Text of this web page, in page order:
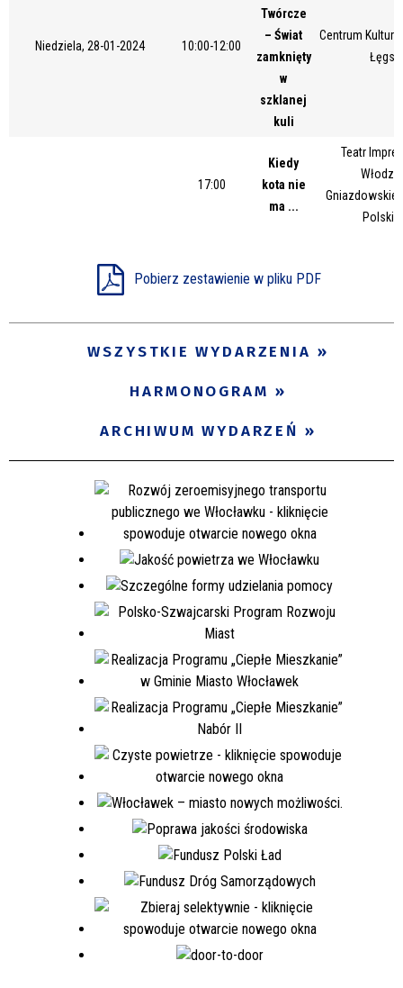
Niedziela, 28-01-2024 10:00-12:00
Twórcze
– Świat
zamknięty
w
szklanej
kuli
Centrum Kultury
17:00
Kiedy
kota nie
ma ...
Teatr
Pobierz zestawienie w pliku PDF
WSZYSTKIE WYDARZENIA
HARMONOGRAM
ARCHIWUM WYDARZEŃ